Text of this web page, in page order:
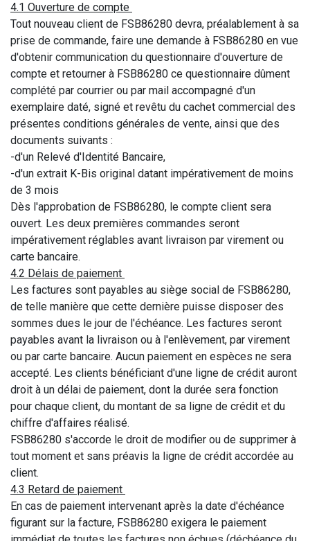
4.1 Ouverture de compte
Tout nouveau client de FSB86280 devra, préalablement à sa
prise de commande, faire une demande à FSB86280 en vue
d'obtenir communication du questionnaire d'ouverture de
compte et retourner à FSB86280 ce questionnaire dûment
complété par courrier ou par mail accompagné d'un
exemplaire daté, signé et revêtu du cachet commercial des
présentes conditions générales de vente, ainsi que des
documents suivants :
-d'un Relevé d'Identité Bancaire,
-d'un extrait K-Bis original datant impérativement de moins
de 3 mois
Dès l'approbation de FSB86280, le compte client sera
ouvert. Les deux premières commandes seront
impérativement réglables avant livraison par virement ou
carte bancaire.
4.2 Délais de paiement
Les factures sont payables au siège social de FSB86280,
de telle manière que cette dernière puisse disposer des
sommes dues le jour de l'échéance. Les factures seront
payables avant la livraison ou à l'enlèvement, par virement
ou par carte bancaire. Aucun paiement en espèces ne sera
accepté. Les clients bénéficiant d'une ligne de crédit auront
droit à un délai de paiement, dont la durée sera fonction
pour chaque client, du montant de sa ligne de crédit et du
chiffre d'affaires réalisé.
FSB86280 s'accorde le droit de modifier ou de supprimer à
tout moment et sans préavis la ligne de crédit accordée au
client.
4.3 Retard de paiement
En cas de paiement intervenant après la date d'échéance
figurant sur la facture, FSB86280 exigera le paiement